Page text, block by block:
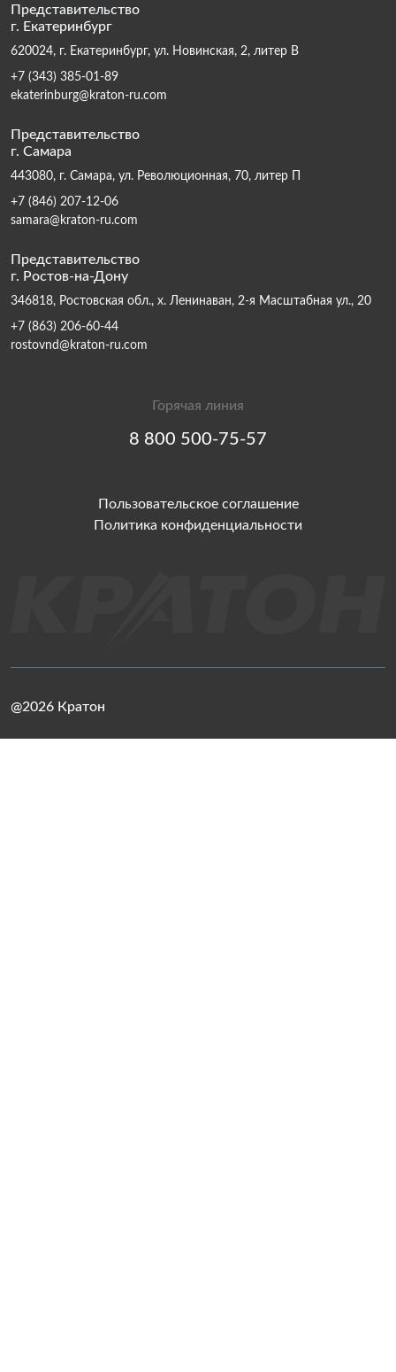
Представительство
г. Екатеринбург
620024, г. Екатеринбург, ул. Новинская, 2, литер В
+7 (343) 385-01-89
ekaterinburg@kraton-ru.com
Представительство
г. Самара
443080, г. Самара, ул. Революционная, 70, литер П
+7 (846) 207-12-06
samara@kraton-ru.com
Представительство
г. Ростов-на-Дону
346818, Ростовская обл., х. Ленинаван, 2-я Масштабная ул., 20
+7 (863) 206-60-44
rostovnd@kraton-ru.com
Горячая линия
8 800 500-75-57
Пользовательское соглашение
Политика конфиденциальности
@2026 Кратон